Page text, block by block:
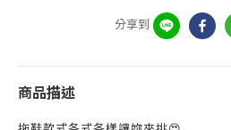
分享到
商品描述